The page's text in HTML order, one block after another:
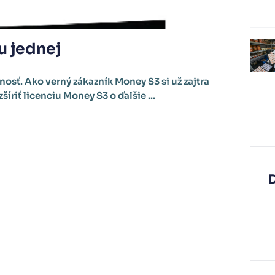
jednej
Ako verný zákazník Money S3 si už zajtra
licenciu Money S3 o ďalšie ...